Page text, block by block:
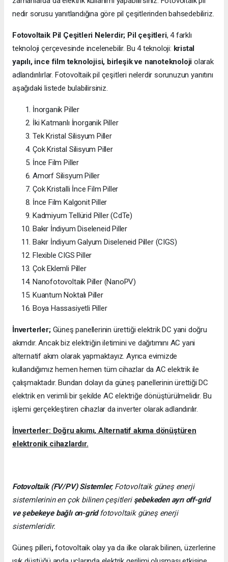
nedir sorusu yanıtlandığına göre pil çeşitlerinden bahsedebiliriz.
Fotovoltaik Pil Çeşitleri Nelerdir; Pil çeşitleri, 4 farklı
teknoloji çerçevesinde incelenebilir. Bu 4 teknoloji: kristal
yapılı, ince film teknolojisi, birleşik ve nanoteknoloji olarak
adlandırılırlar. Fotovoltaik pil çeşitleri nelerdir sorunuzun yanıtını
aşağıdaki listede bulabilirsiniz.
İnorganik Piller
İki Katmanlı İnorganik Piller
Tek Kristal Silisyum Piller
Çok Kristal Silisyum Piller
İnce Film Piller
Amorf Silisyum Piller
Çok Kristalli İnce Film Piller
İnce Film Kalgonit Piller
Kadmiyum Tellürid Piller (CdTe)
Bakır İndiyum Diseleneid Piller
Bakır İndiyum Galyum Diseleneid Piller (CIGS)
Flexible CIGS Piller
Çok Eklemli Piller
Nanofotovoltaik Piller (NanoPV)
Kuantum Noktalı Piller
Boya Hassasiyetli Piller
İnverterler;Güneş panellerinin ürettiği elektrik DC yani doğru
akımdır. Ancak biz elektriğin iletimini ve dağıtımını AC yani
alternatif akım olarak yapmaktayız. Ayrıca evimizde
kullandığımız hemen hemen tüm cihazlar da AC elektrik ile
çalışmaktadır. Bundan dolayı da güneş panellerinin ürettiği DC
elektrik en verimli bir şekilde AC elektriğe dönüştürülmelidir. Bu
işlemi gerçekleştiren cihazlar da inverter olarak adlandırılır.
İnverterler: Doğru akımı, Alternatif akıma dönüştüren
elektronik cihazlardır.
Fotovoltaik (FV/PV) Sistemler; Fotovoltaik güneş enerji
sistemlerinin en çok bilinen çeşitleri şebekeden ayrı off-grid
ve şebekeye bağlı on-gridfotovoltaik güneş enerji
sistemleridir.
Güneş pilleri,fotovoltaik olay ya da ilke olarak bilinen, üzerlerine